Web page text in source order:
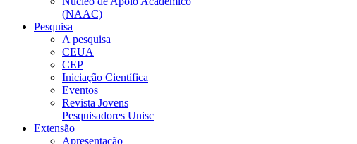
(NAAC)
Pesquisa
A pesquisa
CEUA
CEP
Iniciação Científica
Eventos
Revista Jovens
Pesquisadores Unisc
Extensão
Apresentação